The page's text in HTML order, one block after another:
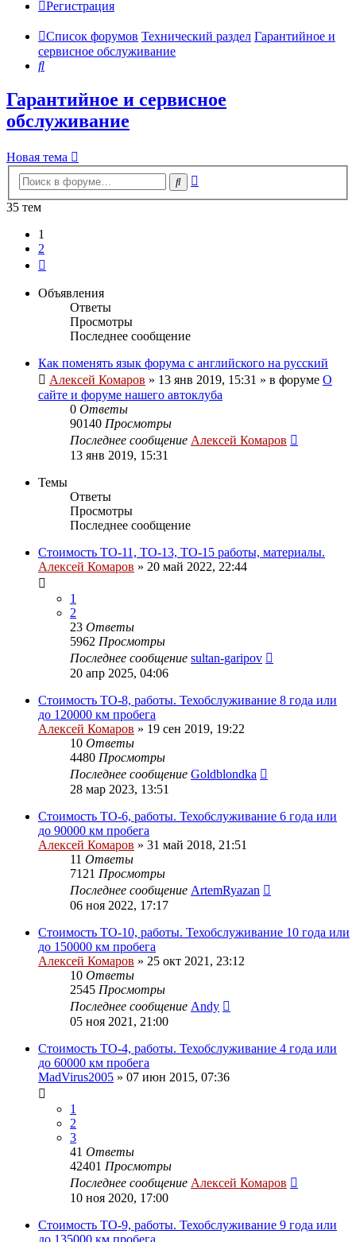
Регистрация
Список форумов Технический раздел Гарантийное и
сервисное обслуживание
Поиск
Гарантийное и сервисное
обслуживание
Новая тема
Поиск
35 тем
1
2
Объявления
Ответы
Просмотры
Последнее сообщение
Как поменять язык форума с английского на русский
Алексей Комаров » 13 янв 2019, 15:31 » в форуме О
сайте и форуме нашего автоклуба
0 Ответы
90140 Просмотры
Последнее сообщение Алексей Комаров
13 янв 2019, 15:31
Темы
Ответы
Просмотры
Последнее сообщение
Стоимость ТО-11, ТО-13, ТО-15 работы, материалы.
Алексей Комаров » 20 май 2022, 22:44
1
2
23 Ответы
5962 Просмотры
Последнее сообщение sultan-garipov
20 апр 2025, 04:06
Стоимость ТО-8, работы. Техобслуживание 8 года или
до 120000 км пробега
Алексей Комаров » 19 сен 2019, 19:22
10 Ответы
4480 Просмотры
Последнее сообщение Goldblondka
28 мар 2023, 13:51
Стоимость ТО-6, работы. Техобслуживание 6 года или
до 90000 км пробега
Алексей Комаров » 31 май 2018, 21:51
11 Ответы
7121 Просмотры
Последнее сообщение ArtemRyazan
06 ноя 2022, 17:17
Стоимость ТО-10, работы. Техобслуживание 10 года или
до 150000 км пробега
Алексей Комаров » 25 окт 2021, 23:12
10 Ответы
2545 Просмотры
Последнее сообщение Andy
05 ноя 2021, 21:00
Стоимость ТО-4, работы. Техобслуживание 4 года или
до 60000 км пробега
MadVirus2005 » 07 июн 2015, 07:36
1
2
3
41 Ответы
42401 Просмотры
Последнее сообщение Алексей Комаров
10 ноя 2020, 17:00
Стоимость ТО-9, работы. Техобслуживание 9 года или
до 135000 км пробега